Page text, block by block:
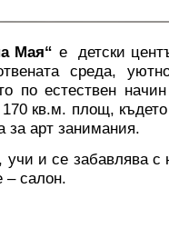
Мая“ е детски
среда,
по естествен
кв.м. площ,
за арт занимания.
учи и се забавлява
– салон.